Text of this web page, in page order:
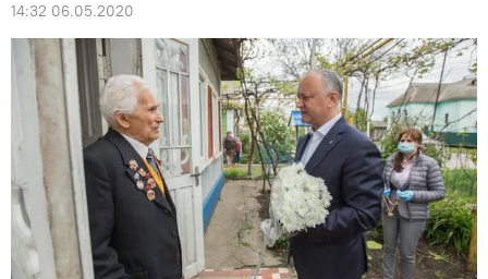
14:32 06.05.2020